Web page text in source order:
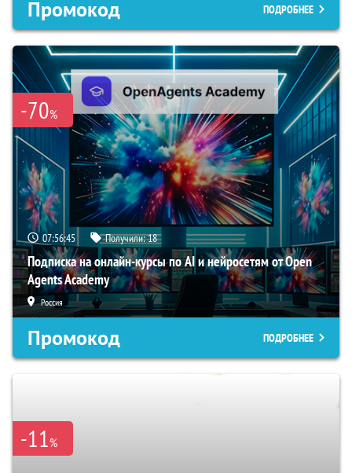
Промокод ПОДРОБНЕЕ
-70%
07:56:44 Получили:18
Подписка на онлайн-курсы по AI и нейросетям от Open
Agents Academy
Россия
Промокод ПОДРОБНЕЕ
-11%